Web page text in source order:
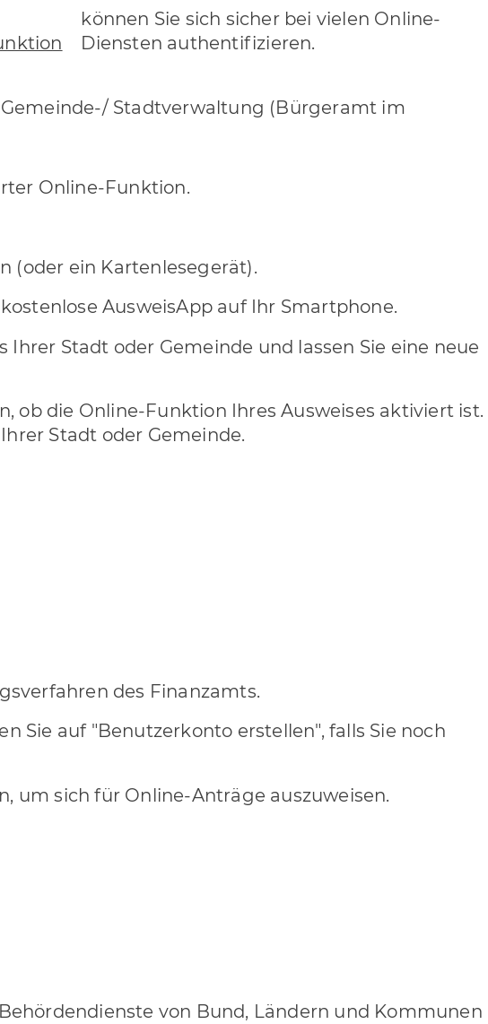
können Sie sich sicher bei vielen Online-
Diensten authentifizieren.
Stadtverwaltung (Bürgeramt im
Online-Funktion.
(oder ein Kartenlesegerät).
AusweisApp auf Ihr Smartphone.
Stadt oder Gemeinde und lassen Sie eine neue
ob die Online-Funktion Ihres Ausweises aktiviert ist.
Stadt oder Gemeinde.
des Finanzamts.
Sie auf "Benutzerkonto erstellen", falls Sie noch
um sich für Online-Anträge auszuweisen.
von Bund, Ländern und Kommunen